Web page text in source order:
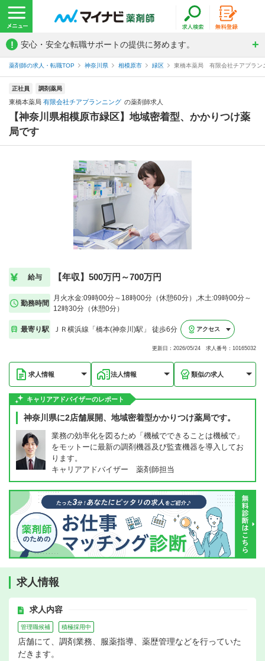
! 安心・安全な転職サポートの提供に努めます。
薬剤師の求人・転職TOP 神奈川県 相模原市 緑区 東橋本薬局 有限会社チアプラン
正社員 調剤薬局
東橋本薬局 有限会社チアプランニング の薬剤師求人
【神奈川県相模原市緑区】地域密着型、かかりつけ薬
局です
給与 【年収】500万円～700万円
勤務時間
月火水金:09時00分～18時00分（休憩60分）,木土:09時00分～
12時30分（休憩0分）
最寄り駅 ＪＲ横浜線「橋本(神奈川)駅」 徒歩6分 アクセス
更新日：2026/05/24 求人番号：10165032
求人情報 法人情報 類似の求人
キャリアアドバイザーのレポート
神奈川県に2店舗展開、地域密着型かかりつけ薬局です。
業務の効率化を図るため「機械でできることは機械で」
をモットーに最新の調剤機器及び監査機器を導入してお
ります。
キャリアアドバイザー 薬剤師担当
求人情報
求人内容
管理職候補 積極採用中
店舗にて、調剤業務、服薬指導、薬歴管理などを行っていた
だきます。